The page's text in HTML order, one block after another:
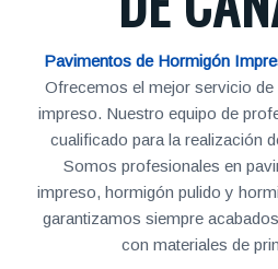
Pavimentos de Hormigón
Ofrecemos el mejor servicio
impreso. Nuestro equipo de
cualificado para la realización
Somos profesionales en
impreso, hormigón pulido y
garantizamos siempre
con materiales de